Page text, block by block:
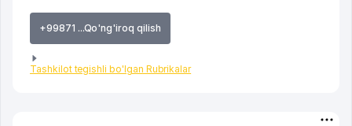
+99871 ...Qo'ng'iroq qilish
Tashkilot tegishli bo'lgan Rubrikalar